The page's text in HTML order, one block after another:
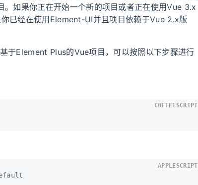
如果你正在开始一个新的项目或者正在使用Vue 3.x
已经在使用Element-UI并且项目依赖于Vue 2.x版
于Element Plus的Vue项目，可以按照以下步骤进行
COFFEESCRIPT
APPLESCRIPT